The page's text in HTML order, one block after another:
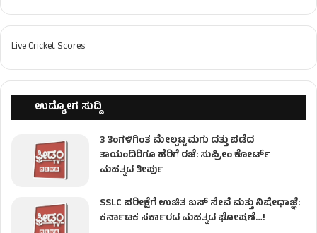
Live Cricket Scores
ಉದ್ಯೋಗ ಸುದ್ದಿ
3 ತಿಂಗಳಿಗಿಂತ ಮೇಲ್ಪಟ್ಟ ಮಗು ದತ್ತು ಪಡೆದ
ತಾಯಂದಿರಿಗೂ ಹೆರಿಗೆ ರಜೆ: ಸುಪ್ರೀಂ ಕೋರ್ಟ್
ಮಹತ್ವದ ತೀರ್ಪು
SSLC ಪರೀಕ್ಷೆಗೆ ಉಚಿತ ಬಸ್ ಸೇವೆ ಮತ್ತು ನಿಷೇಧಾಜ್ಞೆ:
ಕರ್ನಾಟಕ ಸರ್ಕಾರದ ಮಹತ್ವದ ಘೋಷಣೆ…!